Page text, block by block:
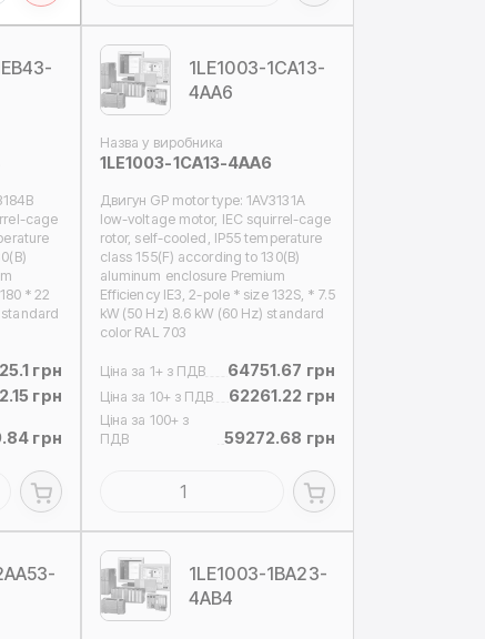
cage
* 22
standard
грн
грн
грн
1LE1003-1CA13-
4AA6
Назва у виробника
1LE1003-1CA13-4AA6
Двигун GP motor type: 1AV3131A
low-voltage motor, IEC squirrel-cage
rotor, self-cooled, IP55 temperature
class 155(F) according to 130(B)
aluminum enclosure Premium
Efficiency IE3, 2-pole * size 132S, * 7.5
kW (50 Hz) 8.6 kW (60 Hz) standard
color RAL 703
Ціна за 1+ з ПДВ 64751.67 грн
Ціна за 10+ з ПДВ 62261.22 грн
Ціна за 100+ з
ПДВ
59272.68 грн
1LE1003-1BA23-
4AB4